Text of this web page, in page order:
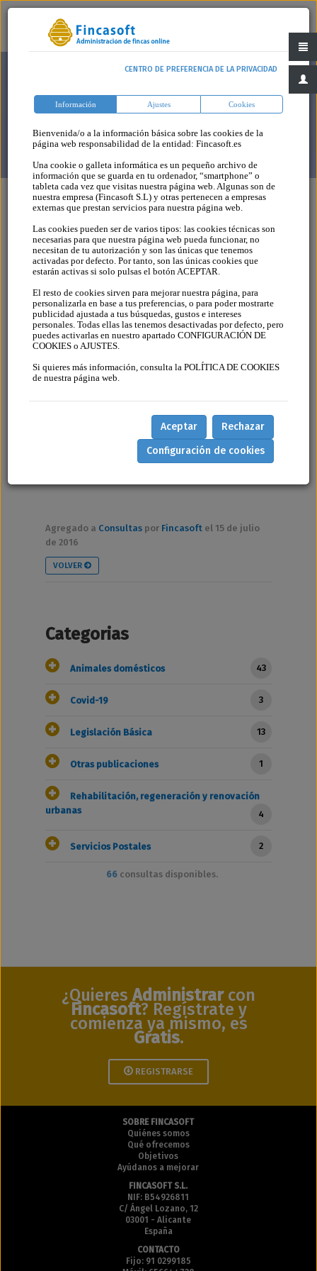
Legislación
modificación del artículo 6 del texto
refundido de la Ley de protección de los
animales. Cataluña.
30-BOE-A-2015-9723.PDF
Ley 22/2015, de 29 de julio, de modificación del
artículo 6 del texto refundido de la Ley de
Agregado a Consultas por Fincasoft el 15 de julio
de 2016
VOLVER
Categorias
Animales domésticos 43
Covid-19 3
Legislación Básica 13
Otras publicaciones 1
Rehabilitación, regeneración y renovación
urbanas
4
Servicios Postales 2
66 consultas disponibles.
¿Quieres Administrarcon
Fincasoft? Regístrate y
comienza ya mismo, es
Gratis.
REGISTRARSE
SOBRE FINCASOFT
Quiénes somos
Qué ofrecemos
Objetivos
Ayúdanos a mejorar
FINCASOFT S.L.
NIF: B54926811
C/ Ángel Lozano, 12
03001 - Alicante
España
CONTACTO
Fijo: 91 0299185
CENTRO DE PREFERENCIA DE LA PRIVACIDAD
Información Ajustes Cookies
Bienvenida/o a la información básica sobre las cookies de la
página web responsabilidad de la entidad: Fincasoft.es
Una cookie o galleta informática es un pequeño archivo de
información que se guarda en tu ordenador, “smartphone” o
tableta cada vez que visitas nuestra página web. Algunas son de
nuestra empresa (Fincasoft S.L) y otras pertenecen a empresas
externas que prestan servicios para nuestra página web.
Las cookies pueden ser de varios tipos: las cookies técnicas son
necesarias para que nuestra página web pueda funcionar, no
necesitan de tu autorización y son las únicas que tenemos
activadas por defecto. Por tanto, son las únicas cookies que
estarán activas si solo pulsas el botón ACEPTAR.
El resto de cookies sirven para mejorar nuestra página, para
personalizarla en base a tus preferencias, o para poder mostrarte
publicidad ajustada a tus búsquedas, gustos e intereses
personales. Todas ellas las tenemos desactivadas por defecto, pero
puedes activarlas en nuestro apartado CONFIGURACIÓN DE
COOKIES o AJUSTES.
Si quieres más información, consulta la POLÍTICA DE COOKIES
de nuestra página web.
Aceptar
Rechazar
Configuración de cookies